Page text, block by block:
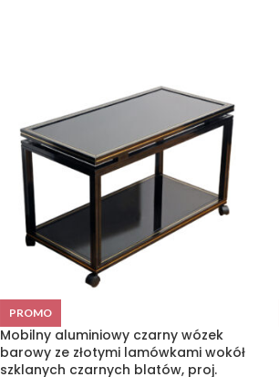
PROMO
Mobilny aluminiowy czarny wózek
barowy ze złotymi lamówkami wokół
szklanych czarnych blatów, proj.